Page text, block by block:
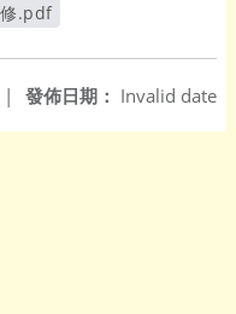
.pdf
發佈日期： Invalid date
|